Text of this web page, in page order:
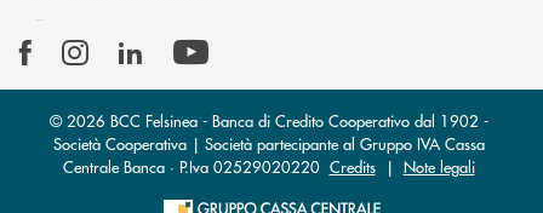
© 2026 BCC Felsinea - Banca di Credito Cooperativo dal 1902 -
Società Cooperativa | Società partecipante al Gruppo IVA Cassa
Centrale Banca · P.Iva 02529020220 Credits| Note legali